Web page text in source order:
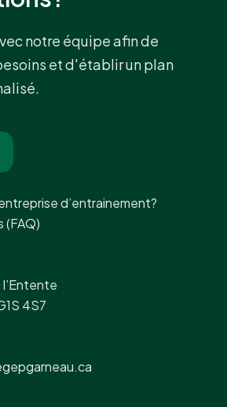
notre équipe afin de
et d'établir un plan
d’entrainement?
(FAQ)
4S7